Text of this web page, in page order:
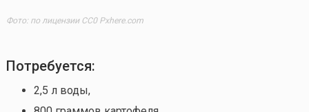
Фото: по лицензии CC0 Pxhere.com
Потребуется:
2,5 л воды,